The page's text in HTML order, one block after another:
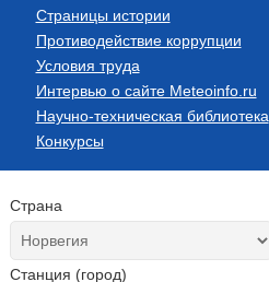
Страницы истории
Противодействие коррупции
Условия труда
Интервью о сайте Meteoinfo.ru
Научно-техническая библиотека
Конкурсы
Страна
Станция (город)